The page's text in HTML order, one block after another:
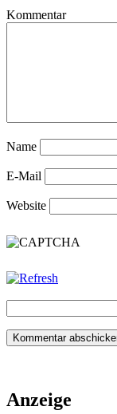
Kommentar
Name
E-Mail
Website
Anzeige